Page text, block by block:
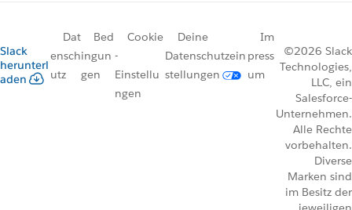
Slack
herunterl
aden
Dat
ensch
utz
Bed
ingun
gen
Cookie
-
Einstellu
ngen
Deine
Datenschutzein
stellungen
Im
press
um
©2026 Slack
Technologies,
LLC, ein
Salesforce-
Unternehmen.
Alle Rechte
vorbehalten.
Diverse
Marken sind
im Besitz der